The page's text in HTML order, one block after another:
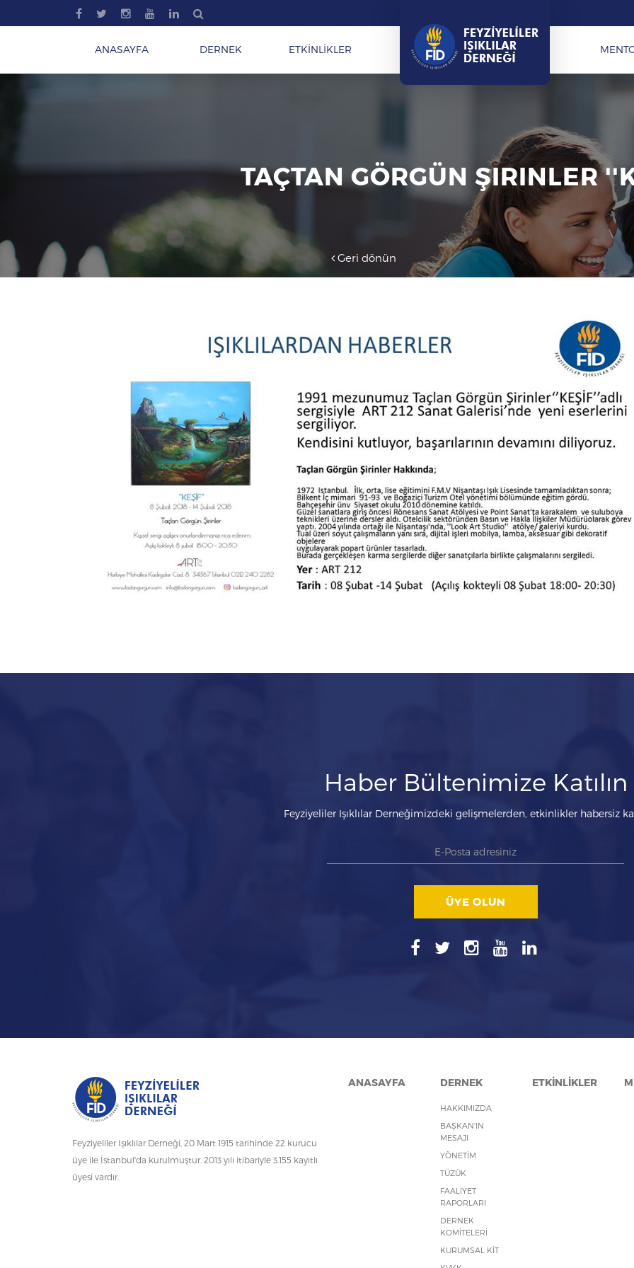
ANASAYFA DERNEK ETKİNLİKLER
TAÇTAN GÖRGÜN ŞIRINLER
Geri dönün
Haber Bültenimize Katılın
Feyziyeliler Işıklılar Derneğimizdeki gelişmelerden, etkinlikler habersiz
ÜYE OLUN
Feyziyeliler Işıklılar Derneği, 20 Mart 1915 tarihinde 22 kurucu
üye ile İstanbul'da kurulmuştur. 2013 yılı itibariyle 3.155 kayıtlı
üyesi vardır.
ANASAYFA DERNEK
HAKKIMIZDA
BAŞKAN'IN
MESAJI
YÖNETİM
TÜZÜK
FAALİYET
RAPORLARI
DERNEK
KOMİTELERİ
KURUMSAL KİT
ETKİNLİKLER